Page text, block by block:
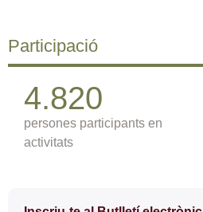
Participació
4.820
persones participants en
activitats